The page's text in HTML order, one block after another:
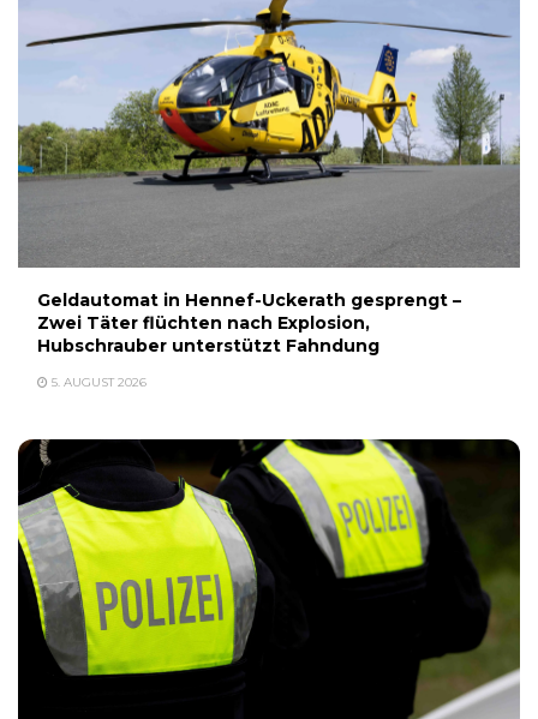
Geldautomat in Hennef-Uckerath gesprengt –
Zwei Täter flüchten nach Explosion,
Hubschrauber unterstützt Fahndung
5. AUGUST 2026